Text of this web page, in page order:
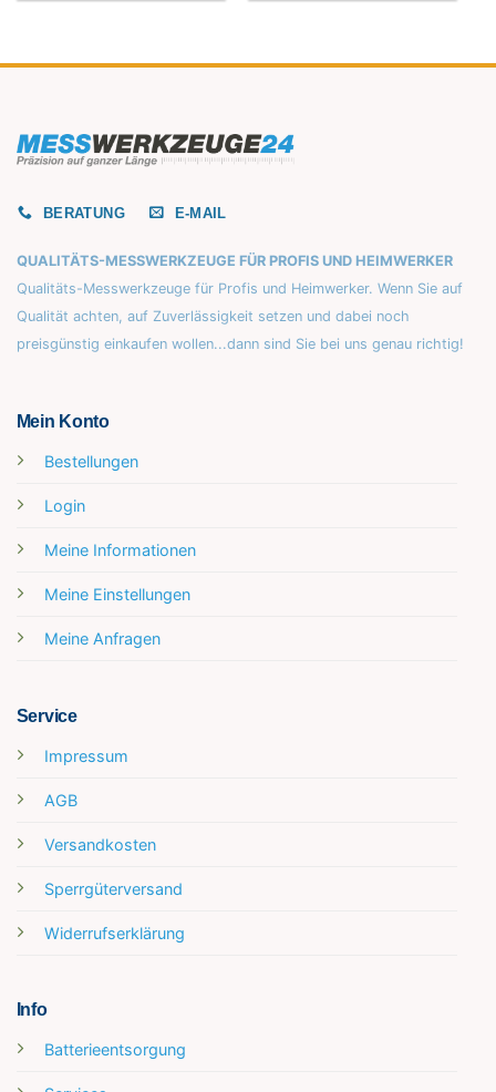
BERATUNG E-MAIL
QUALITÄTS-MESSWERKZEUGE FÜR PROFIS UND HEIMWERKER
Qualitäts-Messwerkzeuge für Profis und Heimwerker. Wenn Sie auf
Qualität achten, auf Zuverlässigkeit setzen und dabei noch
preisgünstig einkaufen wollen...dann sind Sie bei uns genau richtig!
Mein Konto
Bestellungen
Login
Meine Informationen
Meine Einstellungen
Meine Anfragen
Service
Impressum
AGB
Versandkosten
Sperrgüterversand
Widerrufserklärung
Info
Batterieentsorgung